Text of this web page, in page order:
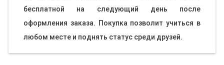
бесплатной на следующий день после
оформления заказа. Покупка позволит учиться в
любом месте и поднять статус среди друзей.